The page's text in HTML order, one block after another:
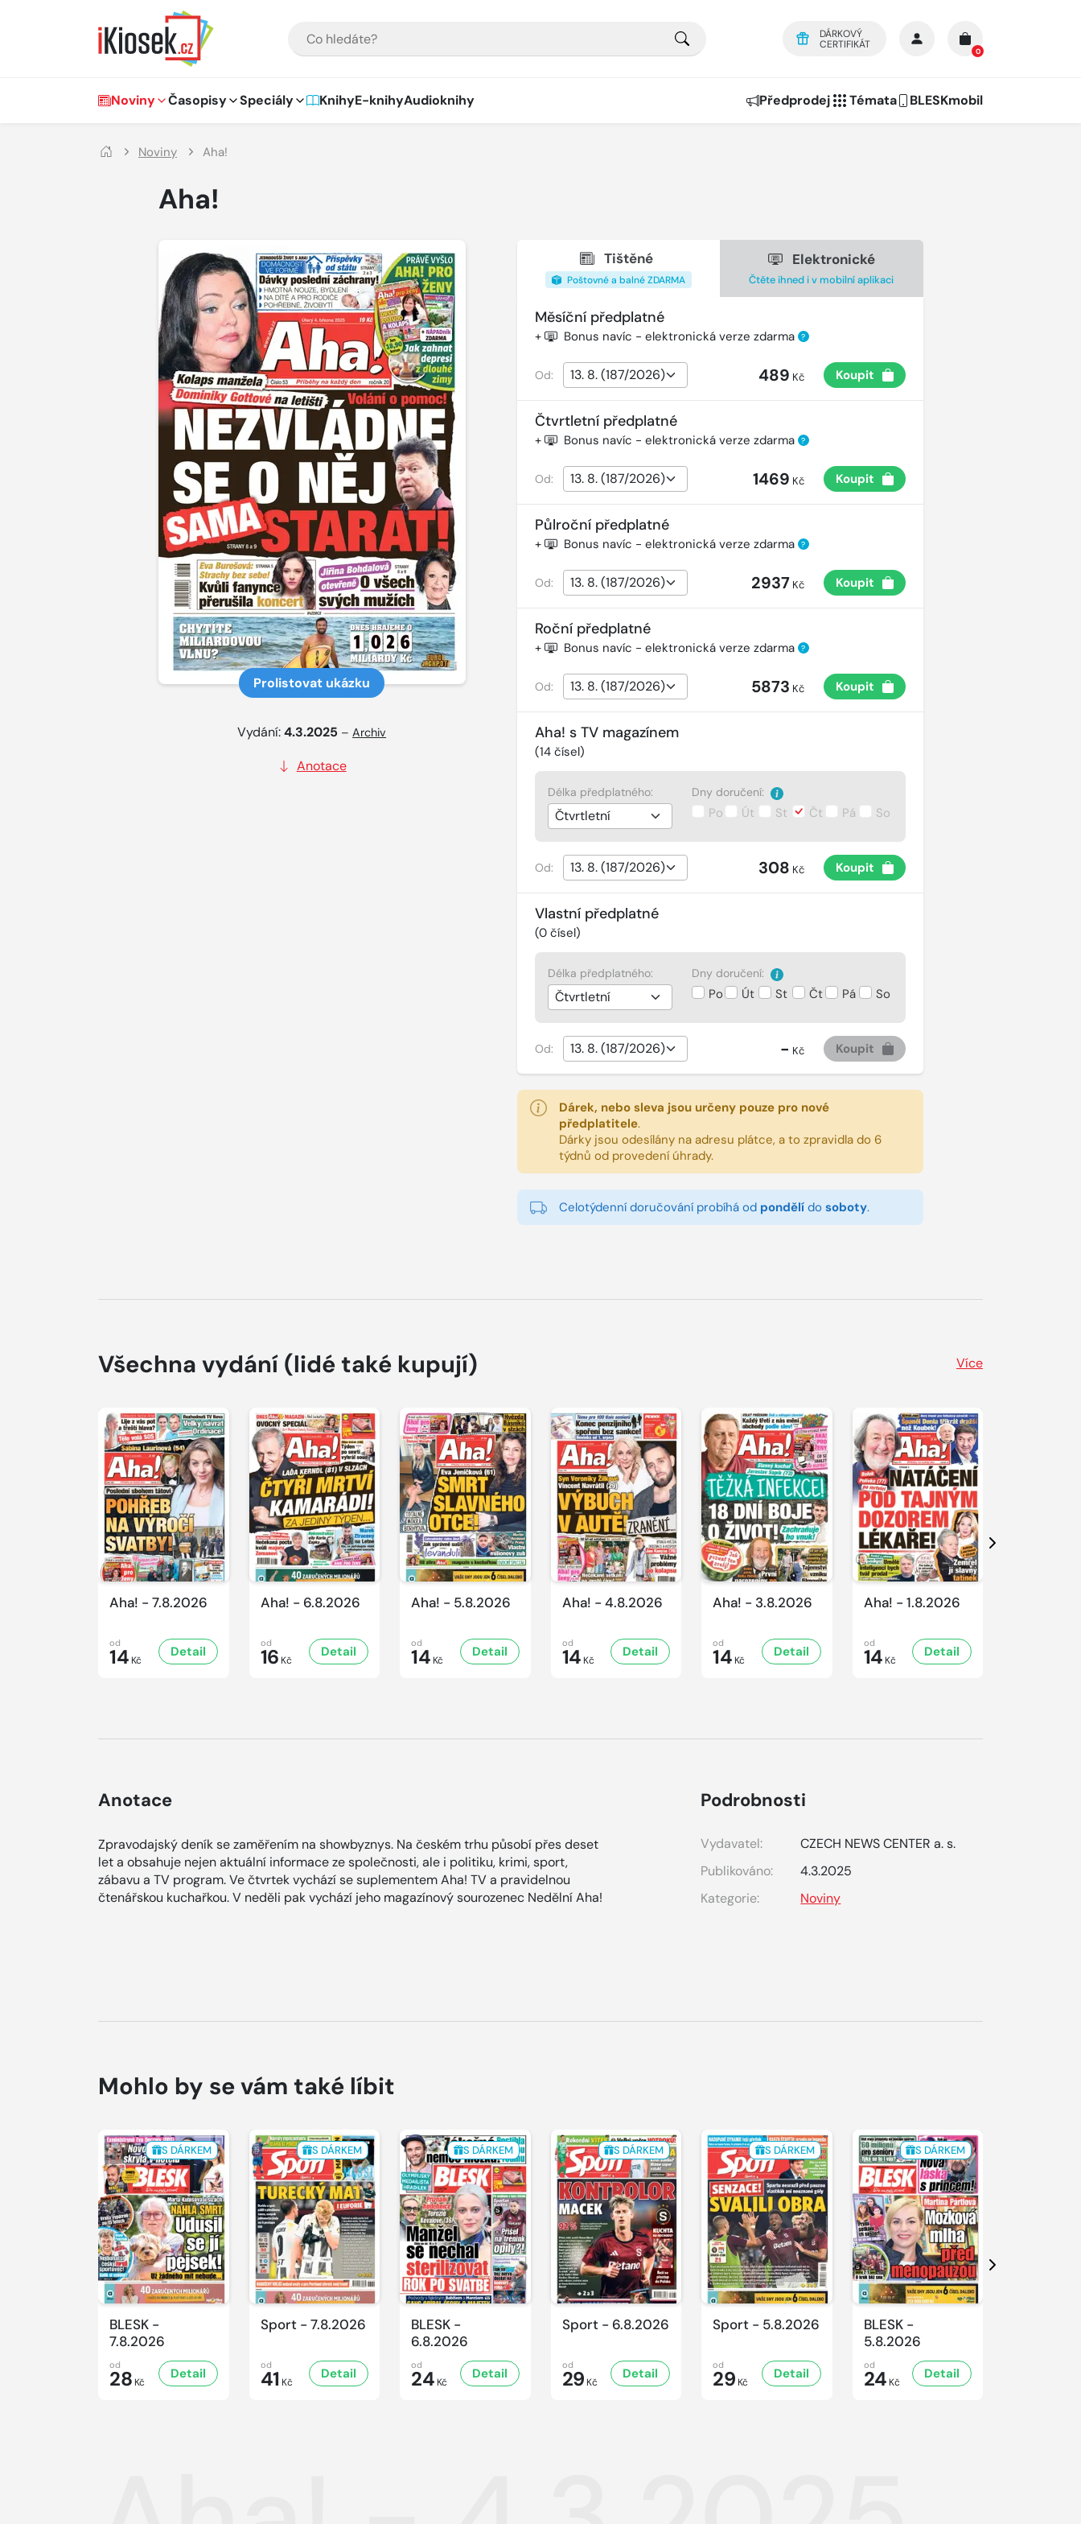
DÁRKOVÝ
CERTIFIKÁT
0
Hlavní navigace
Noviny Časopisy Speciály KnihyE-knihyAudioknihy Předprodej Témata BLESKmobil
Noviny Aha!
Aha!
Prolistovat ukázku
Vydání:4.3.2025 –Archiv
Anotace
Tištěné
Poštovné a balné ZDARMA
Elektronické
Čtěte ihned i v mobilní aplikaci
Měsíční předplatné
+ Bonus navíc - elektronická verze zdarma ?
Od: 489 Kč Koupit
Čtvrtletní předplatné
+ Bonus navíc - elektronická verze zdarma ?
Od: 1469 Kč Koupit
Půlroční předplatné
+ Bonus navíc - elektronická verze zdarma ?
Od: 2937 Kč Koupit
Roční předplatné
+ Bonus navíc - elektronická verze zdarma ?
Od: 5873 Kč Koupit
Aha! s TV magazínem
(14čísel)
Délka předplatného: Dny doručení:
Po Út St Čt Pá So
Od: 308 Kč Koupit
Vlastní předplatné
(0čísel)
Délka předplatného: Dny doručení:
Po Út St Čt Pá So
Od: - Kč Koupit
Dárek, nebo sleva jsou určeny pouze pro nové
předplatitele.
Dárky jsou odesílány na adresu plátce, a to zpravidla do 6
týdnů od provedení úhrady.
Celotýdenní doručování probíhá od pondělído soboty.
Všechna vydání (lidé také kupují) Více
Aha! - 7.8.2026
od
14 Kč
Detail
Aha! - 6.8.2026
od
16 Kč
Detail
Aha! - 5.8.2026
od
14 Kč
Detail
Aha! - 4.8.2026
od
14 Kč
Detail
Aha! - 3.8.2026
od
14 Kč
Detail
Aha! - 1.8.2026
od
14 Kč
Detail
Další
Anotace
Zpravodajský deník se zaměřením na showbyznys. Na českém trhu působí přes deset
let a obsahuje nejen aktuální informace ze společnosti, ale i politiku, krimi, sport,
zábavu a TV program. Ve čtvrtek vychází se suplementem Aha! TV a pravidelnou
čtenářskou kuchařkou. V neděli pak vychází jeho magazínový sourozenec Nedělní Aha!
Podrobnosti
Vydavatel:
CZECH NEWS CENTER a. s.
Publikováno:
4.3.2025
Kategorie:
Noviny
Mohlo by se vám také líbit
S DÁRKEM
BLESK -
7.8.2026
od
28 Kč
Detail
S DÁRKEM
Sport - 7.8.2026
od
41 Kč
Detail
S DÁRKEM
BLESK -
6.8.2026
od
24 Kč
Detail
S DÁRKEM
Sport - 6.8.2026
od
29 Kč
Detail
S DÁRKEM
Sport - 5.8.2026
od
29 Kč
Detail
S DÁRKEM
BLESK -
5.8.2026
od
24 Kč
Detail
Další